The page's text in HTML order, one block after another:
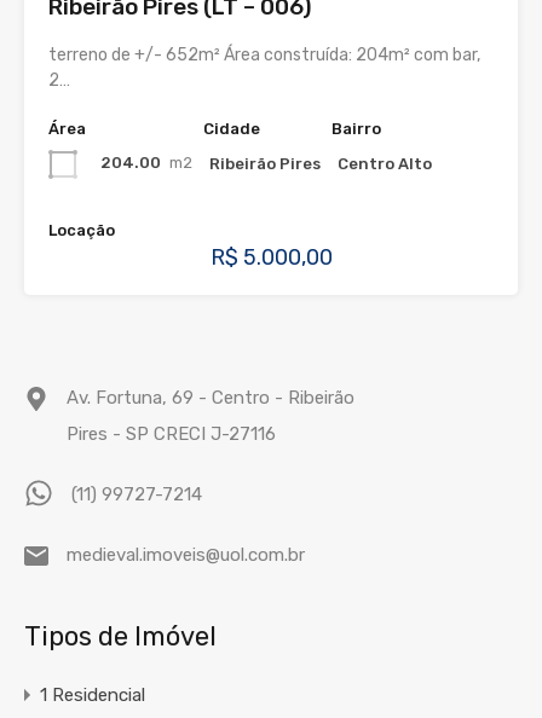
Ribeirão Pires (LT – 006)
terreno de +/- 652m² Área construída: 204m² com bar,
2…
Área
204.00 m2
Cidade
Ribeirão Pires
Bairro
Centro Alto
Locação
R$ 5.000,00
Av. Fortuna, 69 - Centro - Ribeirão
Pires - SP CRECI J-27116
(11) 99727-7214
medieval.imoveis@uol.com.br
Tipos de Imóvel
1 Residencial